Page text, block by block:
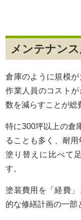
メンテナン
倉庫のように規模
作業人員のコスト
数を減らすことが総
特に300坪以上の倉
ることも多く、耐
塗り替えに比べて
す。
塗装費用を「経費
的な修繕計画の一部